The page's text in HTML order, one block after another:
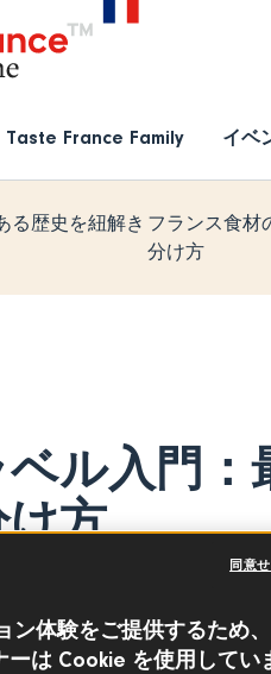
Taste France Family イベ
る歴史を紐解き フランス食材
分け方
ル入門：
方
ン体験をご提供するため
は Cookie を使用してい
同意